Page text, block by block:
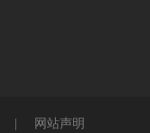
| 网站声明